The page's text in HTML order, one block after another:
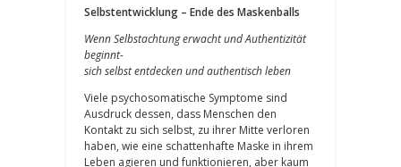
Selbstentwicklung – Ende des Maskenballs
Wenn Selbstachtung erwacht und Authentizität
beginnt-
sich selbst entdecken und authentisch leben
Viele psychosomatische Symptome sind
Ausdruck dessen, dass Menschen den
Kontakt zu sich selbst, zu ihrer Mitte verloren
haben, wie eine schattenhafte Maske in ihrem
Leben agieren und funktionieren, aber kaum